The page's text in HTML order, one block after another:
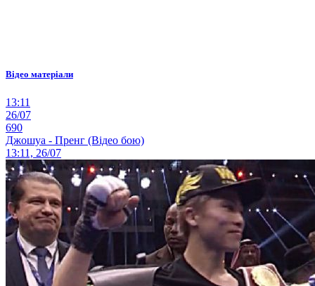
Відео матеріали
13:11
26/07
690
Джошуа - Пренг (Відео бою)
13:11, 26/07